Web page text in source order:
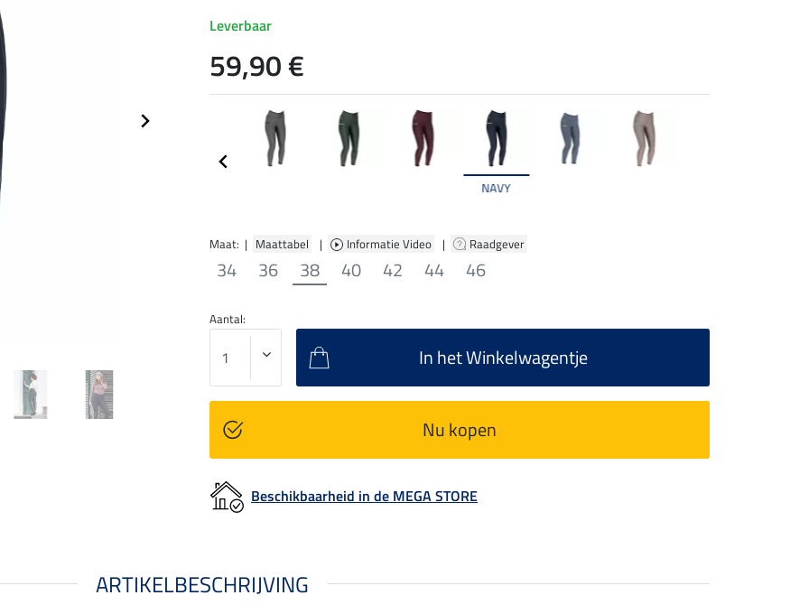
NAVY
Maat: | Maattabel | Informatie Video | Raadgever
34 36 38 40 42 44 46
Leverbaar
59,90 €
Aantal:
In het Winkelwagentje
Nu kopen
Beschikbaarheid in de MEGA STORE
ARTIKELBESCHRIJVING